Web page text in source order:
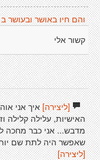
והם חיו באושר ובעושר ב
קשור אלי
[ליצירה]איך אני
האישיות, עלילה קלילה
מדבש... אני כבר מחכה
שאפשר היה לתת שם
[ליצירה]